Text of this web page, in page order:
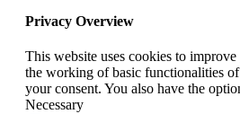
Privacy Overview
This website uses cookies to
the working of basic functionalities
your consent. You also have the
Necessary